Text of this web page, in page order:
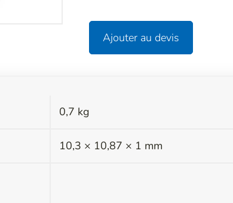
Ajouter au devis
0,7 kg
10,3 × 10,87 × 1 mm